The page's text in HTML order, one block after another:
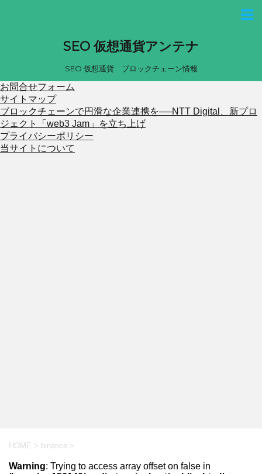
SEO 仮想通貨アンテナ
SEO 仮想通貨 ブロックチェーン情報
お問合せフォーム
サイトマップ
ブロックチェーンで円滑な企業連携を──NTT Digital、新プロ
ジェクト「web3 Jam」を立ち上げ
プライバシーポリシー
当サイトについて
HOME > binance >
Warning: Trying to access array offset on false in